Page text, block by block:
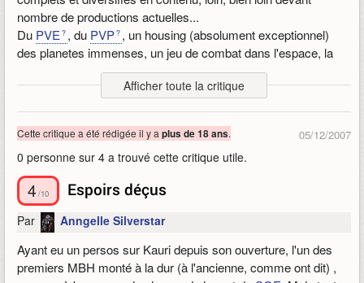
beaucoup de joueurs qui préférèrent simplement arrêter le jeu.
Ce patch fût mal accueilli par la communauté des joueurs,
mais il permit néanmoins de rectifier SWG et de repartir sur de
bonnes bases.
Malgré ce patch, de gros déséquilibres persistaient toujours en
PvP comme en PvE, les Jedis étant avantagés.
Un autre gros patch fût annoncé, le NGE pour New Game
Enhancements, il fût mal accueilli par la communauté des
joueurs. Ce patch a amputé SWG de ce qui faisait sa
particularité, son système de points à investir dans des
classes. Le nombre de classes disponibles fût réduit à 6, la
du jeu, de la façon dont je l'ai ressenti. J'ai malgré tout essayé
de rester le plus objectif possible.
Publié le 10/11/2009 22:27, modifié le 10/11/2009 22:53
nombre de productions actuelles...
Du PVE , du PVP , un housing (absolument exceptionnel)
des planetes immenses, un jeu de combat dans l'espace, la
possibilité pour les joueurs de créer leurs propres « events »
avec des moyens énormes à leur disposition...
Une référence.
Publié le 06/12/2007 19:24, modifié le 07/12/2007 19:59
Afficher toute la critique
05/12/2007
Cette critique a été rédigée il y a plus de 18 ans.
0 personne sur 4 a trouvé cette critique utile.
4 /10 Espoirs déçus
Par Anngelle Silverstar
Ayant eu un persos sur Kauri depuis son ouverture, l'un des
premiers MBH monté à la dur (à l'ancienne, comme ont dit) ,